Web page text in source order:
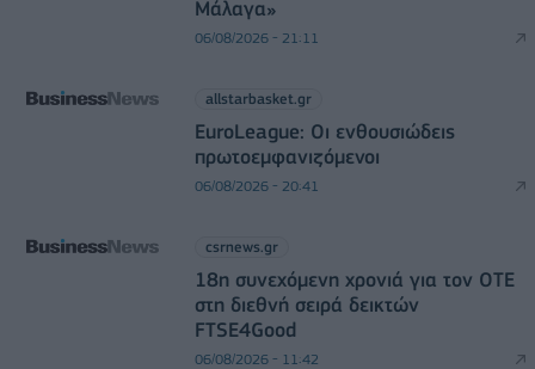
Μάλαγα»
06/08/2026 - 21:11
allstarbasket.gr
EuroLeague: Οι ενθουσιώδεις
πρωτοεμφανιζόμενοι
06/08/2026 - 20:41
csrnews.gr
18η συνεχόμενη χρονιά για τον ΟΤΕ
στη διεθνή σειρά δεικτών
FTSE4Good
06/08/2026 - 11:42